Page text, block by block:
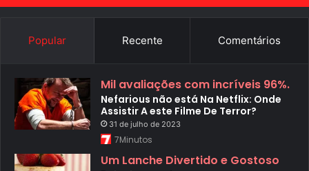
Popular Recente Comentários
Mil avaliações com incríveis 96%.
Nefarious não está Na Netflix: Onde
Assistir A este Filme De Terror?
31 de julho de 2023
7Minutos
Um Lanche Divertido e Gostoso